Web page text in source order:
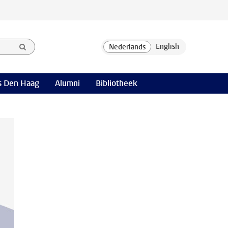
Den Haag Alumni Bibliotheek